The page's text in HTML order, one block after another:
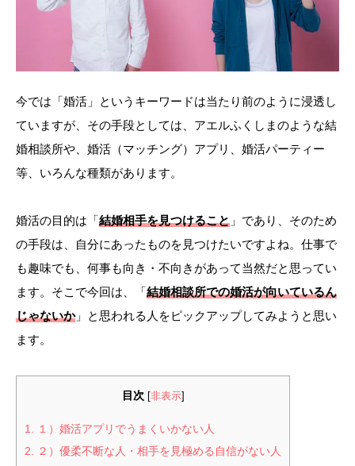
今では「婚活」というキーワードは当たり前のように浸透し
ていますが、その手段としては、アエルふくしまのような結
婚相談所や、婚活（マッチング）アプリ、婚活パーティー
等、いろんな種類があります。
婚活の目的は「結婚相手を見つけること 」であり、そのため
の手段は、自分にあったものを見つけたいですよね。仕事で
も趣味でも、何事も向き・不向きがあって当然だと思ってい
ます。そこで今回は、「結婚相談所での婚活が向いているん
じゃないか」と思われる人をピックアップしてみようと思い
ます。
目次 [非表示]
1. １）婚活アプリでうまくいかない人
2. ２）優柔不断な人・相手を見極める自信がない人